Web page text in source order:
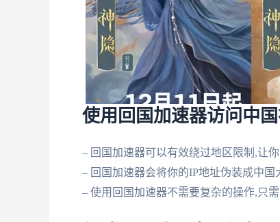
使用回国加速器访问中
– 回国加速器可以有效绕过地区限制,让
– 回国加速器会将你的IP地址伪装成中国
– 使用回国加速器不需要复杂的操作,只